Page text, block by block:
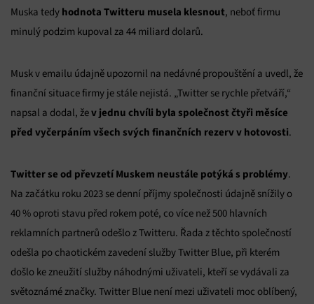
Muska tedy hodnota Twitteru musela klesnout, neboť firmu
minulý podzim kupoval za 44 miliard dolarů.
Musk v emailu údajně upozornil na nedávné propouštění a uvedl, že
finanční situace firmy je stále nejistá. „Twitter se rychle přetváří,“
napsal a dodal, žev jednu chvíli byla společnost čtyři měsíce
před vyčerpáním všech svých finančních rezerv v hotovosti.
Twitter se od převzetí Muskem neustále potýká s problémy.
Na začátku roku 2023 se denní příjmy společnosti údajně snížily o
40 % oproti stavu před rokem poté, co více než 500 hlavních
reklamních partnerů odešlo z Twitteru. Řada z těchto společností
odešla po chaotickém zavedení služby Twitter Blue, při kterém
došlo ke zneužití služby náhodnými uživateli, kteří se vydávali za
světoznámé značky. Twitter Blue není mezi uživateli moc oblíbený,